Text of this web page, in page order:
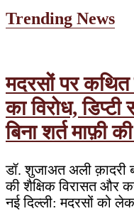
Trending News
मदरसों पर
का विरोध,
बिना शर्त माफ़ी
डॉ. शुजाअत अली क़ादरी
की शैक्षिक विरासत और
नई दिल्ली: मदरसों को